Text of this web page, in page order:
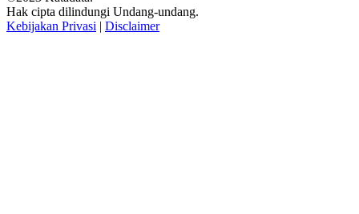
Hak cipta dilindungi Undang-undang.
Kebijakan Privasi | Disclaimer